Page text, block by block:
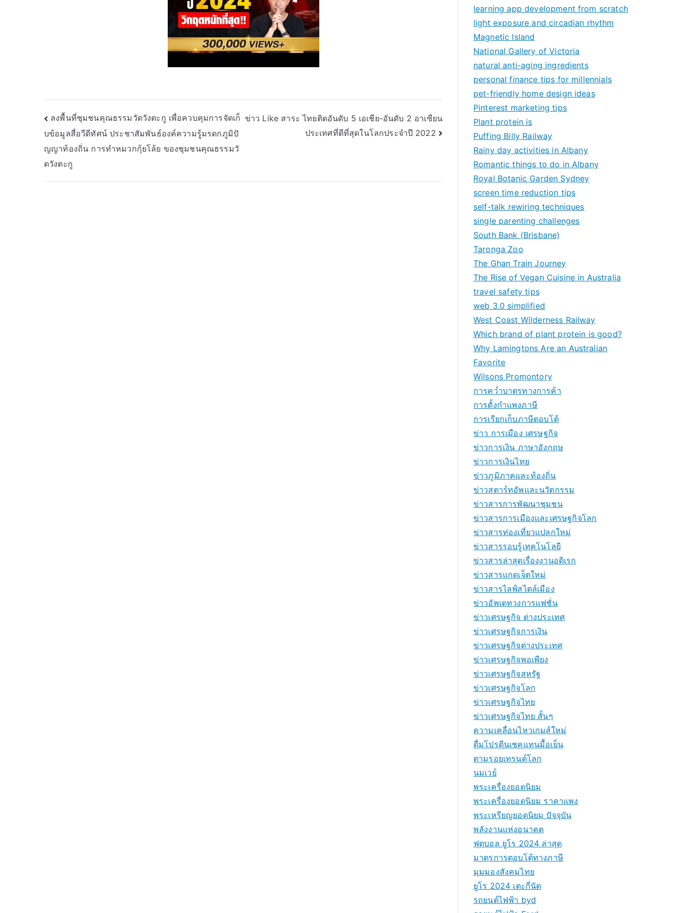
Post
navigation
ลงพื้นที่ชุมชนคุณธรรมวัดวังตะกู เพื่อควบคุมการจัดเก็
บข้อมูลสื่อวีดีทัศน์ ประชาสัมพันธ์องค์ความรู้มรดกภูมิปั
ญญาท้องถิ่น การทำหมวกกุ้ยโล้ย ของชุมชนคุณธรรมวั
ดวังตะกู
ข่าว Like สาระ ไทยติดอันดับ 5 เอเชีย-อันดับ 2 อาเซียน
ประเทศที่ดีที่สุดในโลกประจำปี 2022
learning app development from scratch
light exposure and circadian rhythm
Magnetic Island
National Gallery of Victoria
natural anti-aging ingredients
personal finance tips for millennials
pet-friendly home design ideas
Pinterest marketing tips
Plant protein is
Puffing Billy Railway
Rainy day activities in Albany
Romantic things to do in Albany
Royal Botanic Garden Sydney
screen time reduction tips
self-talk rewiring techniques
single parenting challenges
South Bank (Brisbane)
Taronga Zoo
The Ghan Train Journey
The Rise of Vegan Cuisine in Australia
travel safety tips
web 3.0 simplified
West Coast Wilderness Railway
Which brand of plant protein is good?
Why Lamingtons Are an Australian
Favorite
Wilsons Promontory
การคว่ำบาตรทางการค้า
การตั้งกำแพงภาษี
การเรียกเก็บภาษีตอบโต้
ข่าว การเมือง เศรษฐกิจ
ข่าวการเงิน ภาษาอังกฤษ
ข่าวการเงินไทย
ข่าวภูมิภาคและท้องถิ่น
ข่าวสตาร์ทอัพและนวัตกรรม
ข่าวสารการพัฒนาชุมชน
ข่าวสารการเมืองและเศรษฐกิจโลก
ข่าวสารท่องเที่ยวแปลกใหม่
ข่าวสารรอบรู้เทคโนโลยี
ข่าวสารล่าสุดเรื่องงานอดิเรก
ข่าวสารแกดเจ็ตใหม่
ข่าวสารไลฟ์สไตล์เมือง
ข่าวอัพเดทวงการแฟชั่น
ข่าวเศรษฐกิจ ต่างประเทศ
ข่าวเศรษฐกิจการเงิน
ข่าวเศรษฐกิจต่างประเทศ
ข่าวเศรษฐกิจพอเพียง
ข่าวเศรษฐกิจสหรัฐ
ข่าวเศรษฐกิจโลก
ข่าวเศรษฐกิจไทย
ข่าวเศรษฐกิจไทย สั้นๆ
ความเคลื่อนไหวเกมส์ใหม่
ดื่มโปรตีนเชคแทนมื้อเย็น
ตามรอยเทรนด์โลก
นมเวย์
พระเครื่องยอดนิยม
พระเครื่องยอดนิยม ราคาแพง
พระเหรียญยอดนิยม ปัจจุบัน
พลังงานแห่งอนาคต
ฟุตบอล ยูโร 2024 ล่าสุด
มาตรการตอบโต้ทางภาษี
มุมมองสังคมไทย
ยูโร 2024 เตะกี่นัด
รถยนต์ไฟฟ้า byd